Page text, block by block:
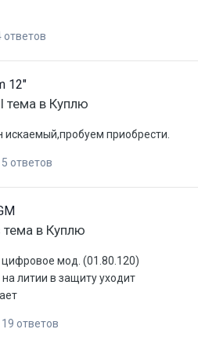
ответов
12"
тема в Куплю
искаемый,пробуем приобрести.
5 ответов
тема в Куплю
мод. (01.80.120)
литии в защиту уходит
19 ответов